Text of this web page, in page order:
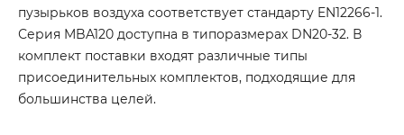
пузырьков воздуха соответствует стандарту EN12266-1.
Серия MBA120 доступна в типоразмерах DN20-32. В
комплект поставки входят различные типы
присоединительных комплектов, подходящие для
большинства целей.